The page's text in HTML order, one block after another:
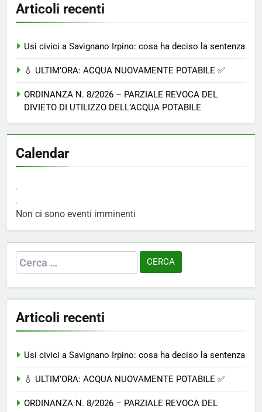
Articoli recenti
Usi civici a Savignano Irpino: cosa ha deciso la sentenza
💧 ULTIM’ORA: ACQUA NUOVAMENTE POTABILE ✅
ORDINANZA N. 8/2026 – PARZIALE REVOCA DEL
DIVIETO DI UTILIZZO DELL’ACQUA POTABILE
Calendar
Non ci sono eventi imminenti
Ricerca
per:
Articoli recenti
Usi civici a Savignano Irpino: cosa ha deciso la sentenza
💧 ULTIM’ORA: ACQUA NUOVAMENTE POTABILE ✅
ORDINANZA N. 8/2026 – PARZIALE REVOCA DEL